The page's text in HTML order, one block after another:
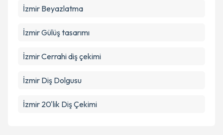
İzmir Beyazlatma
İzmir Gülüş tasarımı
İzmir Cerrahi diş çekimi
İzmir Diş Dolgusu
İzmir 20'lik Diş Çekimi